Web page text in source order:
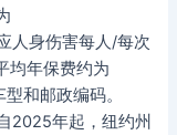
人身伤害每人/每次
均年保费约为
和邮政编码。
2025年起，纽约州